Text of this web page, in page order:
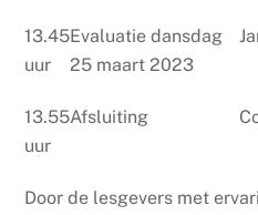
13.45
uur
Evaluatie dansdag
25 maart 2023
13.55
uur
Afsluiting
Door de lesgevers met